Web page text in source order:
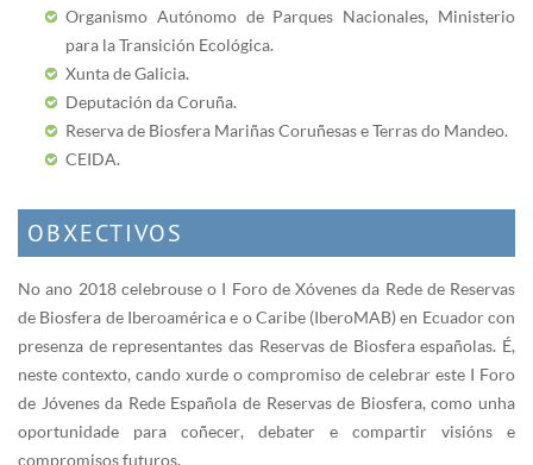
Organismo Autónomo de Parques Nacionales, Ministerio
para la Transición Ecológica.
Xunta de Galicia.
Deputación da Coruña.
Reserva de Biosfera Mariñas Coruñesas e Terras do Mandeo.
CEIDA.
OBXECTIVOS
No ano 2018 celebrouse o I Foro de Xóvenes da Rede de Reservas
de Biosfera de Iberoamérica e o Caribe (IberoMAB) en Ecuador con
presenza de representantes das Reservas de Biosfera españolas. É,
neste contexto, cando xurde o compromiso de celebrar este I Foro
de Jóvenes da Rede Española de Reservas de Biosfera, como unha
oportunidade para coñecer, debater e compartir visións e
compromisos futuros.